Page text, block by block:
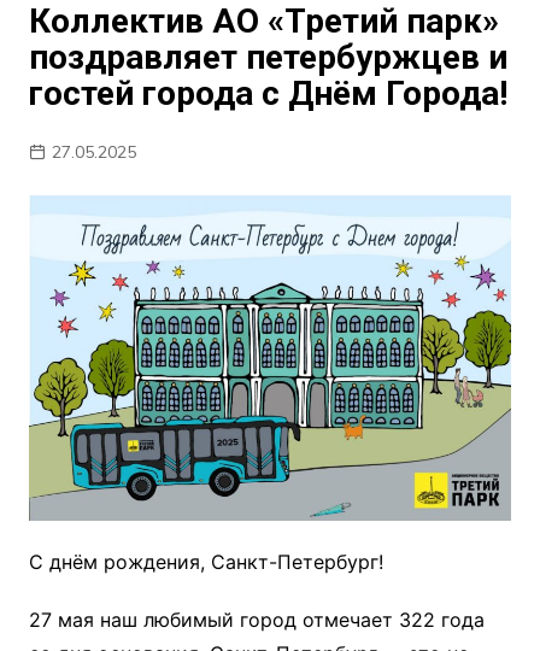
Коллектив АО «Третий парк»
поздравляет петербуржцев и
гостей города с Днём Города!
27.05.2025
С днём рождения, Санкт-Петербург!
27 мая наш любимый город отмечает 322 года